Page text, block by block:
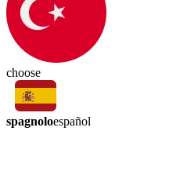
choose
spagnoloespañol